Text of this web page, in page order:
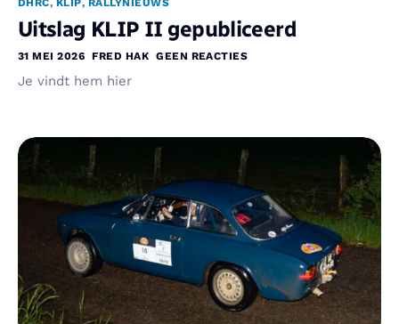
DHRC, KLIP, RALLYNIEUWS
Uitslag KLIP II gepubliceerd
31 MEI 2026 FRED HAK GEEN REACTIES
Je vindt hem hier